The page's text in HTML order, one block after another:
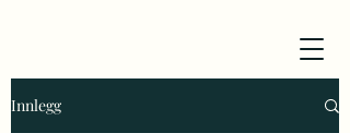
Innlegg